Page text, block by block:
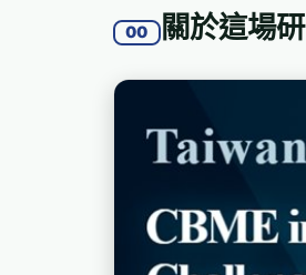
00 關於這場